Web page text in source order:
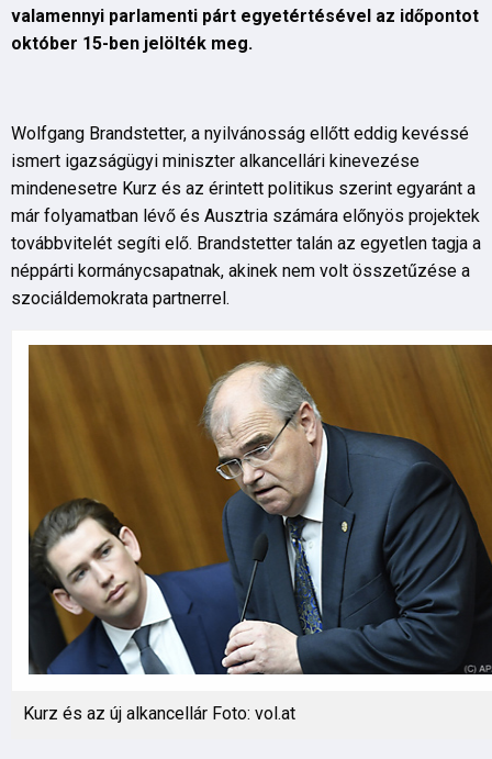
valamennyi parlamenti párt egyetértésével az időpontot
október 15-ben jelölték meg.
Wolfgang Brandstetter, a nyilvánosság ellőtt eddig kevéssé
ismert igazságügyi miniszter alkancellári kinevezése
mindenesetre Kurz és az érintett politikus szerint egyaránt a
már folyamatban lévő és Ausztria számára előnyös projektek
továbbvitelét segíti elő. Brandstetter talán az egyetlen tagja a
néppárti kormánycsapatnak, akinek nem volt összetűzése a
szociáldemokrata partnerrel.
Kurz és az új alkancellár Foto: vol.at